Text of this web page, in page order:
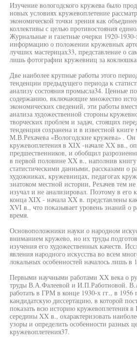
Изучение вологодского кружева было
новых условиях кружевоплетение
экономической точки зрения как
коллективы с целью противостояния
Журнальные и газетные очерки 1920-1930-
информацию о положении кружевных
лучших мастерицах33, представление о
лишь фотографии кружевниц за
Две наиболее крупные работы этого
тенденции предыдущего периода к
анализу состояния промысла34. Ценные
содержанию, включающие множество
экономических сведений, эти работы
анализа художественной стороны
творческих проблем и задач, стоящих
тенденция сохранена и в известной книге
М.В.Рехачева «Вологодские кружева» .
кружевоплетения в XIX -начале XX вв.,
предшественников, и обобщил
в первой половине XX в., наполнив
статистическими данными, рассказами о
художниках, кружевницах, педагогах
знатоком местной истории, Рехачев тем
изучал и не анализировал. Поэтому в его
конца XIX - начала XX в. представлены
XVI в., что показывает уровень знаний о
время.
Основоположники науки о народном
вниманием кружево, но их труды
изучения его художественных качеств.
явления народного искусства во всем
локальных особенностей началось лишь в
Первыми научными работами XX века о
труды В.А.Фалеевой и И.П.Работновой.
работать в ГРМ в конце 1930-х гг., в 1956
кандидатскую диссертацию, в которой
показать всю историю кружевоплетения
середины XX в., охарактеризовать
узоры и определить особенности разных
кружевоплетения37.